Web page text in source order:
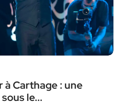
à Carthage : une
le...